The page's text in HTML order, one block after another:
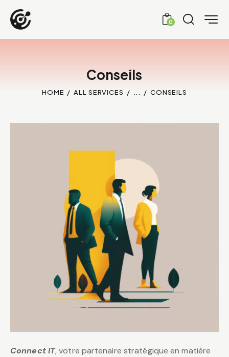
0
Conseils
HOME ALL SERVICES ... CONSEILS
Connect IT, votre partenaire stratégique en matière